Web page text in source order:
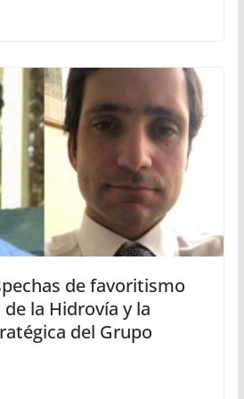
de favoritismo
la Hidrovía y la
del Grupo